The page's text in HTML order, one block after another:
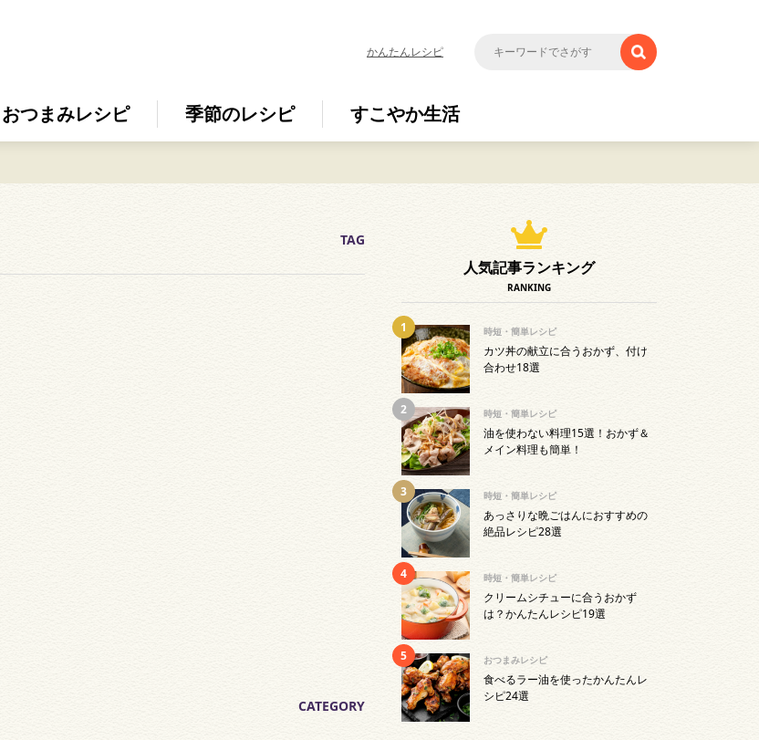
かんたんレシピ
おつまみレシピ 季節のレシピ すこやか生活
TAG
CATEGORY
人気記事ランキング
RANKING
時短・簡単レシピ
カツ丼の献立に合うおかず、付け
合わせ18選
時短・簡単レシピ
油を使わない料理15選！おかず＆
メイン料理も簡単！
時短・簡単レシピ
あっさりな晩ごはんにおすすめの
絶品レシピ28選
時短・簡単レシピ
クリームシチューに合うおかず
は？かんたんレシピ19選
おつまみレシピ
食べるラー油を使ったかんたんレ
シピ24選